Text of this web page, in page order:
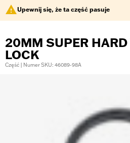
Upewnij się, że ta część pasuje
20MM SUPER
LOCK
Część | Numer SKU: 46089-98A